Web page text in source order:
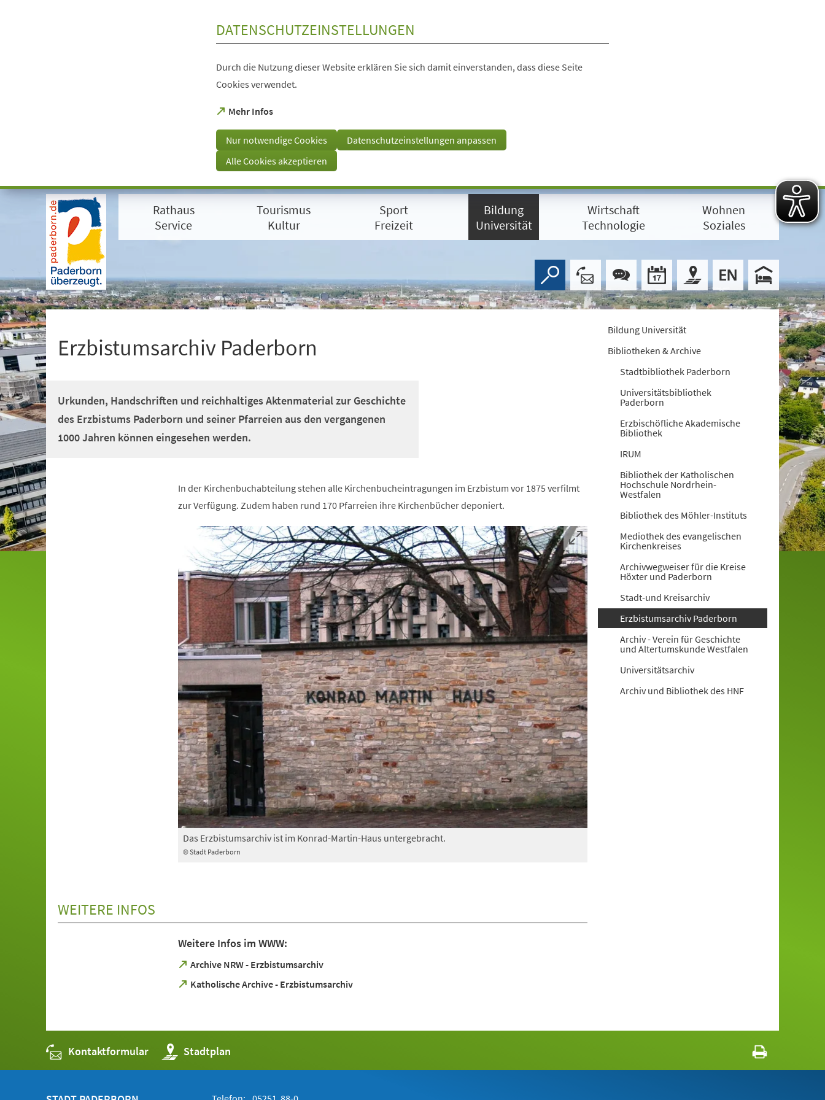
Visuelle
Assistenzsoftware
+
1
DATENSCHUTZEINSTELLUNGEN
Durch die Nutzung dieser Website erklären Sie sich damit einverstanden, dass diese Seite
Cookies verwendet.
Mehr Infos
(Öffnet
einem
neuen
Tab)
Nur notwendige Cookies
Datenschutzeinstellungen anpassen
Alle Cookies akzeptieren
Rathaus
Service
Tourismus
Kultur
Sport
Freizeit
Bildung
Universität
Wirtschaft
Technologie
Wohnen
Soziales
Erzbistumsarchiv Paderborn
Urkunden, Handschriften und reichhaltiges Aktenmaterial zur Geschichte
des Erzbistums Paderborn und seiner Pfarreien aus den vergangenen
1000 Jahren können eingesehen werden.
In der Kirchenbuchabteilung stehen alle Kirchenbucheintragungen im Erzbistum vor 1875 verfilmt
zur Verfügung. Zudem haben rund 170 Pfarreien ihre Kirchenbücher deponiert.
© Stadt Paderborn
Das Erzbistumsarchiv ist im Konrad-Martin-Haus untergebracht.
WEITERE INFOS
Weitere Infos im WWW:
Archive NRW - Erzbistumsarchiv
(Öffnet
einemKatholische Archive - Erzbistumsarchiv
(Öffnet
Tab)
Bildung Universität
Bibliotheken & Archive
Stadtbibliothek Paderborn
Universitätsbibliothek
Paderborn
Erzbischöfliche Akademische
Bibliothek
IRUM
Bibliothek der Katholischen
Hochschule Nordrhein-
Westfalen
Bibliothek des Möhler-Instituts
Mediothek des evangelischen
Kirchenkreises
Archivwegweiser für die Kreise
Höxter und Paderborn
Stadt-und Kreisarchiv
Erzbistumsarchiv Paderborn
Archiv - Verein für Geschichte
und Altertumskunde Westfalen
Universitätsarchiv
Archiv und Bibliothek des HNF
Kontaktformular Stadtplan
(Öffnet
in
einem